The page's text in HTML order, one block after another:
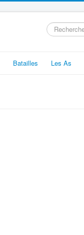
Rechercher
Batailles Les As